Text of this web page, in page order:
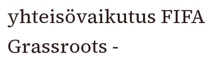
yhteisövaikutus FIFA
Grassroots -